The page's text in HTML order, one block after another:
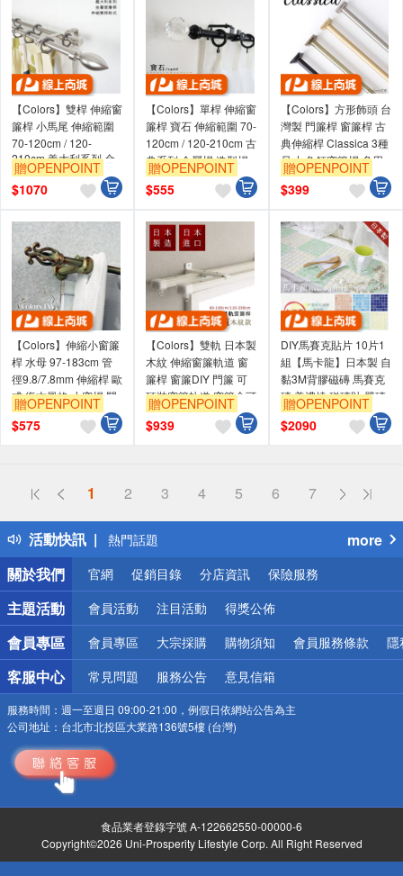
【Colors】雙桿 伸縮窗
簾桿 小馬尾 伸縮範圍
70-120cm / 120-
210cm 義大利系列 金
屬桿 造型桿 桿子
贈OPENPOINT
$1070
【Colors】單桿 伸縮窗
簾桿 寶石 伸縮範圍 70-
120cm / 120-210cm 古
典系列 金屬桿 造型桿
門簾桿
贈OPENPOINT
$555
【Colors】方形飾頭 台
灣製 門簾桿 窗簾桿 古
典伸縮桿 Classica 3種
尺寸 免釘窗簾桿 多用
途金屬桿 毛巾桿 免鑽
孔窗簾桿
贈OPENPOINT
$399
【Colors】伸縮小窗簾
桿 水母 97-183cm 管
徑9.8/7.8mm 伸縮桿 歐
式 復古風格 小窗桿 門
簾桿 穿桿
贈OPENPOINT
$575
【Colors】雙軌 日本製
木紋 伸縮窗簾軌道 窗
簾桿 窗簾DIY 門簾 可
頂裝窗簾軌道 窗簾盒可
用
贈OPENPOINT
$939
DIY馬賽克貼片 10片1
組【馬卡龍】日本製 自
黏3M背膠磁磚 馬賽克
磚 美濃燒 磁磚貼 壁磚
貼 立體壁貼
贈OPENPOINT
$2090
1 2 3 4 5 6 7
活動快訊
詐騙網頁！請小心！
得獎公告
熱門話題
銀行優惠
偏遠地區配送
詐騙網頁！請小心！
more
關於我們
官網 促銷目錄 分店資訊 保險服務
主題活動 會員活動 注目活動 得獎公佈
會員專區 會員專區 大宗採購 購物須知 會員服務條款 隱
客服中心 常見問題 服務公告 意見信箱
服務時間： 週一至週日 09:00-21:00，例假日依網站公告為主
公司地址： 台北市北投區大業路136號5樓 (台灣)
食品業者登錄字號 A-122662550-00000-6
Copyright©2026 Uni-Prosperity Lifestyle Corp. All Right Reserved